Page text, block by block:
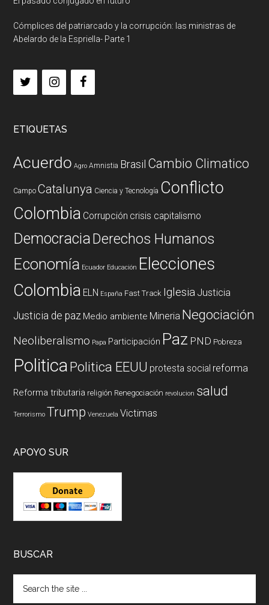
Cómplices del patriarcado y la corrupción: las ministras de
Abelardo de la Espriella- Parte 1
ETIQUETAS
Acuerdo Agro Amnistia Brasil Cambio Climatico
Campo Catalunya Ciencia y Tecnología Conflicto
Colombia Corrupción crisis capitalismo
DemocraciaDerechos Humanos
Economía Ecuador Educación Elecciones
Colombia ELN España Fast Track Iglesia Justicia
Justicia de paz Medio ambiente Mineria Negociación
Neoliberalismo Papa Participación Paz PND Pobreza
PoliticaPolitica EEUU protesta social reforma
Reforma tributaria religión Renegociación revolucion salud
Terrorismo Trump Venezuela Victimas
APOYO SUR
BUSCAR